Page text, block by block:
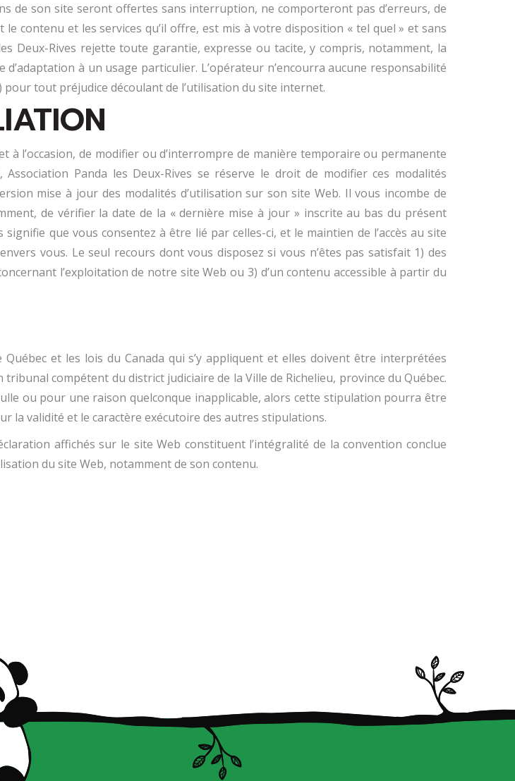
de son site seront offertes sans interruption, ne comporteront pas d’erreurs, de
contenu et les services qu’il offre, est mis à votre disposition « tel quel » et sans
Deux-Rives rejette toute garantie, expresse ou tacite, y compris, notamment, la
à un usage particulier. L’opérateur n’encourra aucune responsabilité
tout préjudice découlant de l’utilisation du site internet.
à l’occasion, de modifier ou d’interrompre de manière temporaire ou permanente
Panda les Deux-Rives se réserve le droit de modifier ces modalités
mise à jour des modalités d’utilisation sur son site Web. Il vous incombe de
de vérifier la date de la « dernière mise à jour » inscrite au bas du présent
que vous consentez à être lié par celles-ci, et le maintien de l’accès au site
vous. Le seul recours dont vous disposez si vous n’êtes pas satisfait 1) des
l’exploitation de notre site Web ou 3) d’un contenu accessible à partir du
et les lois du Canada qui s’y appliquent et elles doivent être interprétées
compétent du district judiciaire de la Ville de Richelieu, province du Québec.
ou pour une raison quelconque inapplicable, alors cette stipulation pourra être
la validité et le caractère exécutoire des autres stipulations.
affichés sur le site Web constituent l’intégralité de la convention conclue
du site Web, notamment de son contenu.